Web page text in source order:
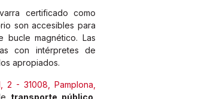
certificado como
son accesibles para
bucle magnético. Las
con intérpretes de
apropiados.
2 - 31008, Pamplona,
transporte público